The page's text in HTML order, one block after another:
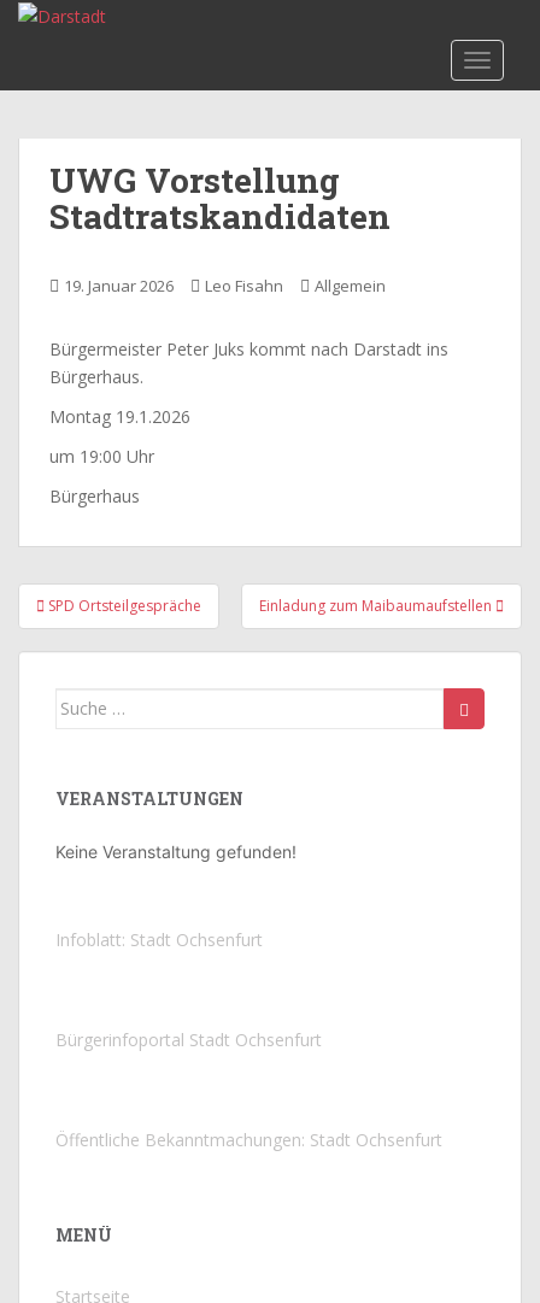
p
UWG Vorstellung
Stadtratskandidaten
19. Januar 2026 Leo Fisahn Allgemein
Bürgermeister Peter Juks kommt nach Darstadt ins
Bürgerhaus.
Montag 19.1.2026
um 19:00 Uhr
Bürgerhaus
Beitragsnavigation
SPD Ortsteilgespräche Einladung zum Maibaumaufstellen
Suche
VERANSTALTUNGEN
Keine Veranstaltung gefunden!
Infoblatt: Stadt Ochsenfurt
Bürgerinfoportal Stadt Ochsenfurt
Öffentliche Bekanntmachungen: Stadt Ochsenfurt
MENÜ
Startseite